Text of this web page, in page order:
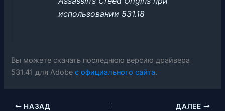
использовании 531.18
Вы можете скачать последнюю версию драйвера
531.41 для Adobeс официального сайта.
НАЗАД ДАЛЕЕ